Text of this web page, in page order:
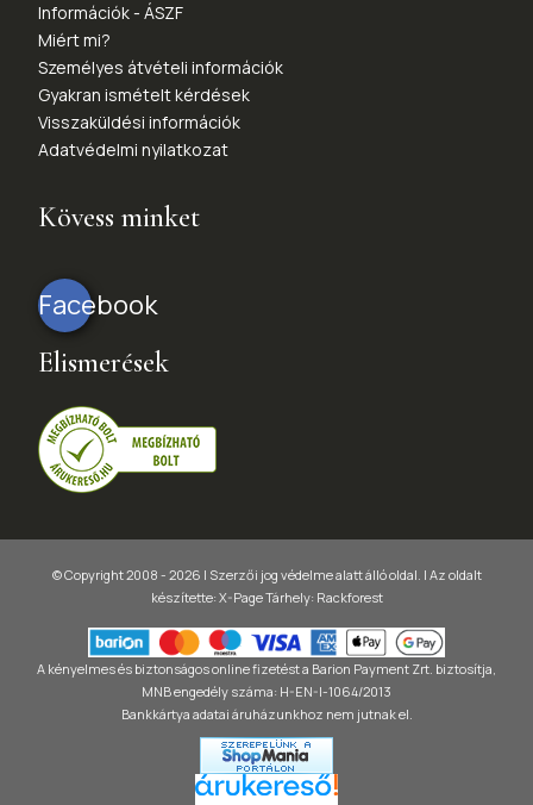
Információk - ÁSZF
Miért mi?
Személyes átvételi információk
Gyakran ismételt kérdések
Visszaküldési információk
Adatvédelmi nyilatkozat
Kövess minket
Facebook
Elismerések
© Copyright 2008 - 2026 | Szerzői jog védelme alatt álló oldal. | Az oldalt
készítette: X-PageTárhely: Rackforest
A kényelmes és biztonságos online fizetést a Barion Payment Zrt. biztosítja,
MNB engedély száma: H-EN-I-1064/2013
Bankkártya adatai áruházunkhoz nem jutnak el.